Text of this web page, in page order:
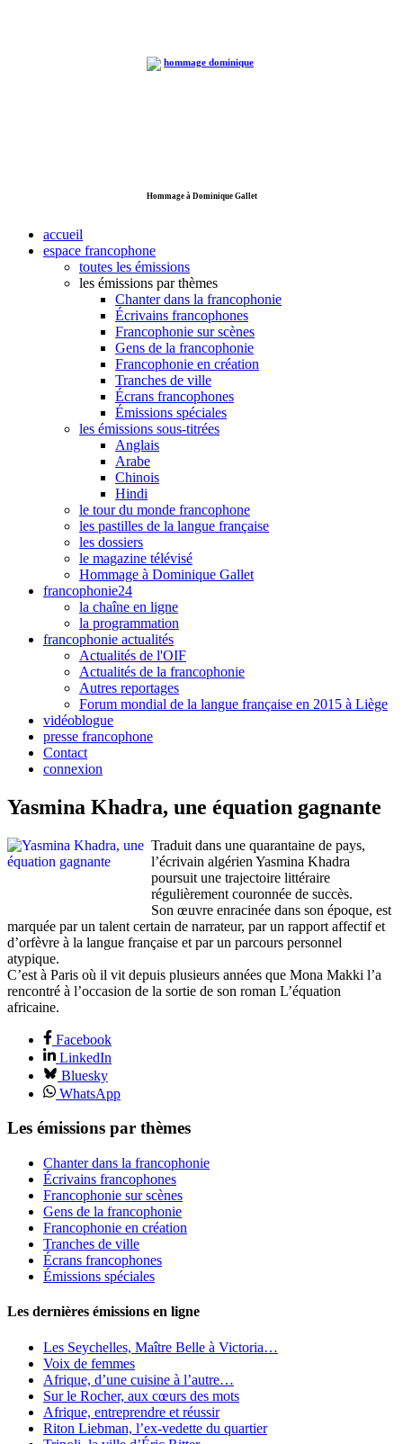
Hommage à Dominique Gallet
accueil
espace francophone
toutes les émissions
les émissions par thèmes
Chanter dans la francophonie
Écrivains francophones
Francophonie sur scènes
Gens de la francophonie
Francophonie en création
Tranches de ville
Écrans francophones
Émissions spéciales
les émissions sous-titrées
Anglais
Arabe
Chinois
Hindi
le tour du monde francophone
les pastilles de la langue française
les dossiers
le magazine télévisé
Hommage à Dominique Gallet
francophonie24
la chaîne en ligne
la programmation
francophonie actualités
Actualités de l'OIF
Actualités de la francophonie
Autres reportages
Forum mondial de la langue française en 2015 à Liège
vidéoblogue
presse francophone
Contact
connexion
Yasmina Khadra, une équation gagnante
Traduit dans une quarantaine de pays,
l’écrivain algérien Yasmina Khadra
poursuit une trajectoire littéraire
régulièrement couronnée de succès.
Son œuvre enracinée dans son époque, est
marquée par un talent certain de narrateur, par un rapport affectif et
d’orfèvre à la langue française et par un parcours personnel
atypique.
C’est à Paris où il vit depuis plusieurs années que Mona Makki l’a
rencontré à l’occasion de la sortie de son roman L’équation
africaine.
Facebook
LinkedIn
Bluesky
WhatsApp
Les émissions par thèmes
Chanter dans la francophonie
Écrivains francophones
Francophonie sur scènes
Gens de la francophonie
Francophonie en création
Tranches de ville
Écrans francophones
Émissions spéciales
Les dernières émissions en ligne
Les Seychelles, Maître Belle à Victoria…
Voix de femmes
Afrique, d’une cuisine à l’autre…
Sur le Rocher, aux cœurs des mots
Afrique, entreprendre et réussir
Riton Liebman, l’ex-vedette du quartier